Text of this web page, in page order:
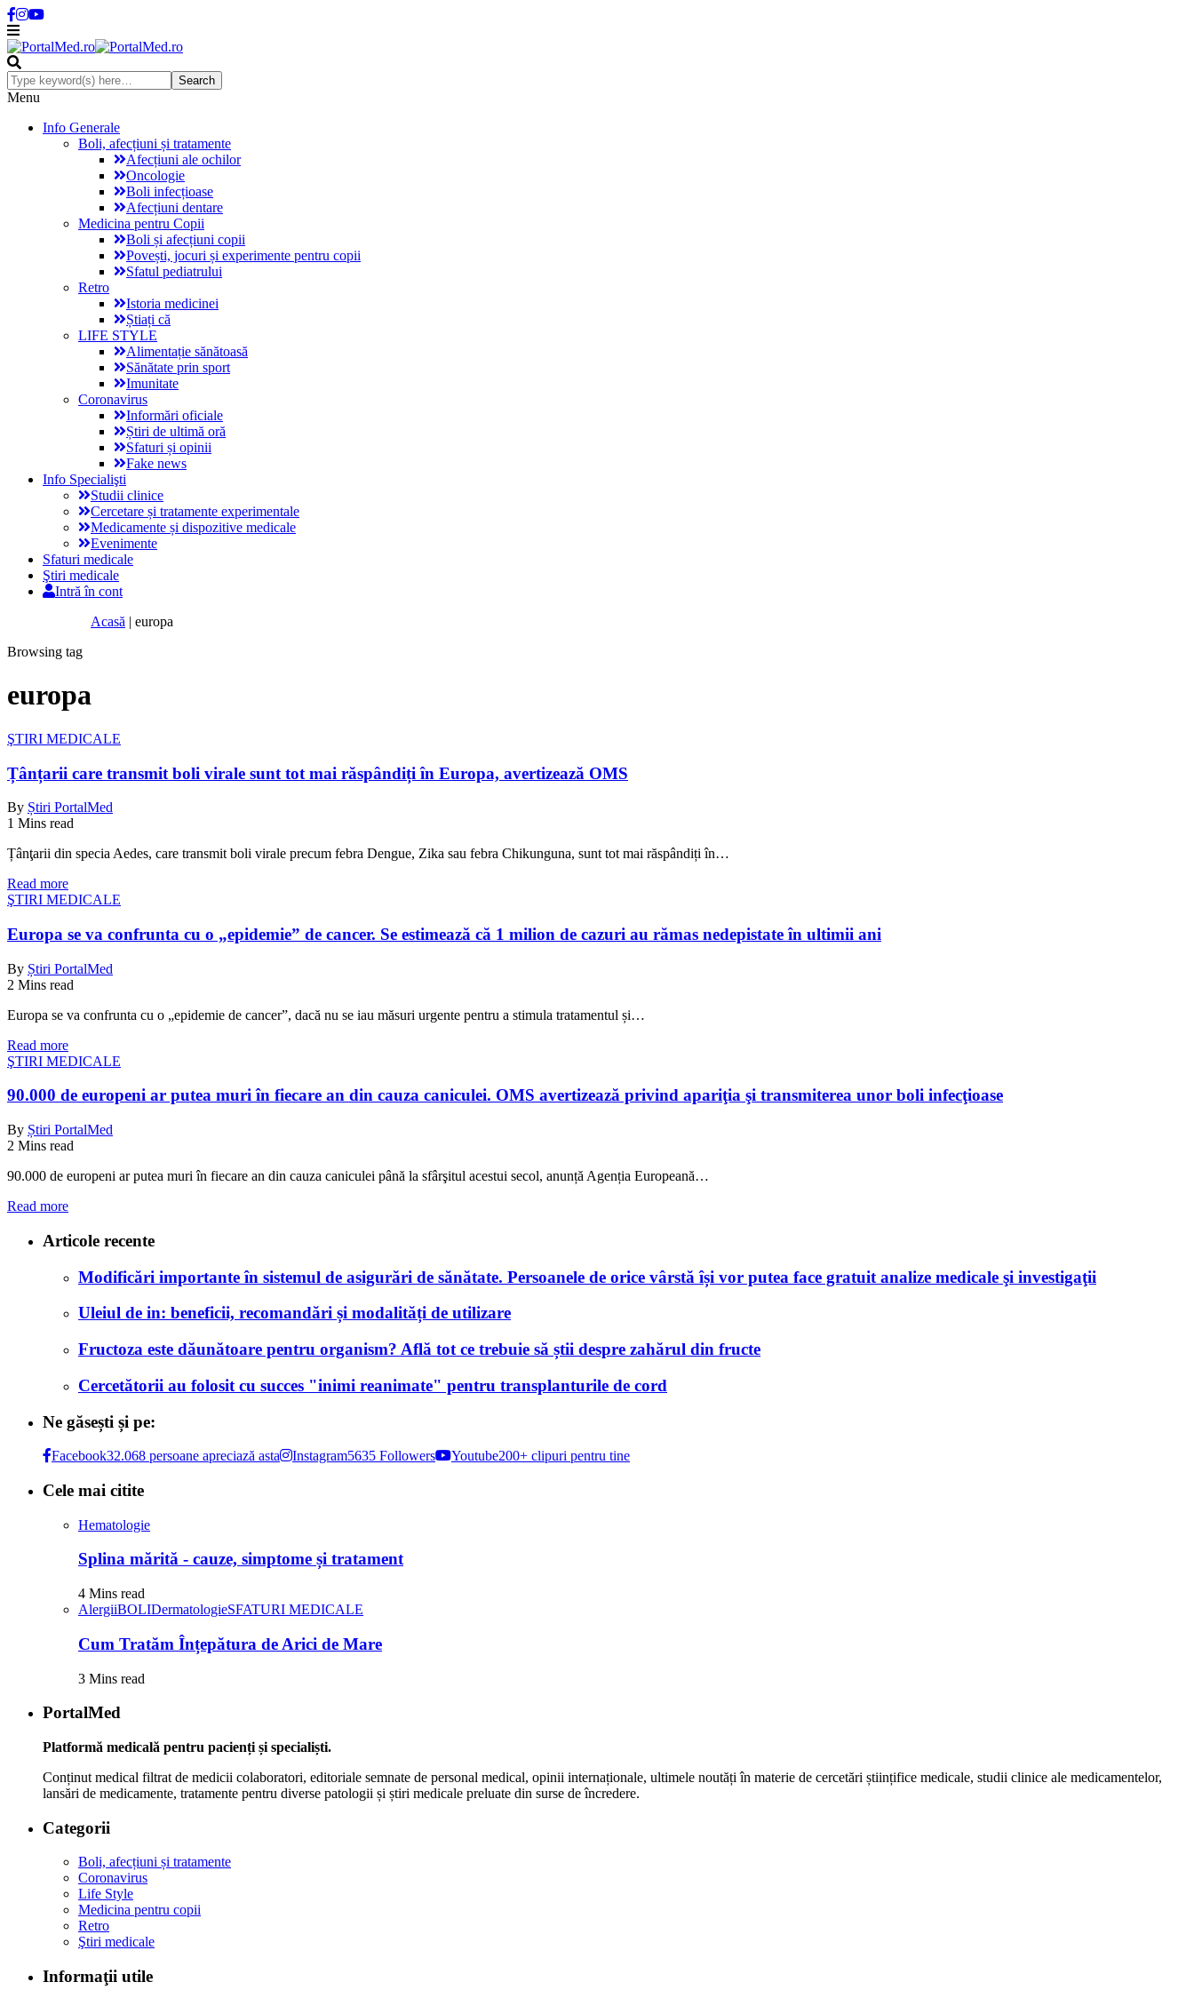
Menu
Info Generale
Boli, afecțiuni și tratamente
Afecțiuni ale ochilor
Oncologie
Boli infecțioase
Afecțiuni dentare
Medicina pentru Copii
Boli și afecțiuni copii
Povești, jocuri și experimente pentru copii
Sfatul pediatrului
Retro
Istoria medicinei
Știați că
LIFE STYLE
Alimentație sănătoasă
Sănătate prin sport
Imunitate
Coronavirus
Informări oficiale
Știri de ultimă oră
Sfaturi și opinii
Fake news
Info Specialişti
Studii clinice
Cercetare și tratamente experimentale
Medicamente și dispozitive medicale
Evenimente
Sfaturi medicale
Ştiri medicale
Intră în cont
Acasă | europa
Browsing tag
europa
ŞTIRI MEDICALE
Țânțarii care transmit boli virale sunt tot mai răspândiți în Europa, avertizează OMS
By Știri PortalMed
1 Mins read
Țânţarii din specia Aedes, care transmit boli virale precum febra Dengue, Zika sau febra Chikunguna, sunt tot mai răspândiți în…
Read more
ŞTIRI MEDICALE
Europa se va confrunta cu o „epidemie” de cancer. Se estimează că 1 milion de cazuri au rămas nedepistate în ultimii ani
By Știri PortalMed
2 Mins read
Europa se va confrunta cu o „epidemie de cancer”, dacă nu se iau măsuri urgente pentru a stimula tratamentul și…
Read more
ŞTIRI MEDICALE
90.000 de europeni ar putea muri în fiecare an din cauza caniculei. OMS avertizează privind apariţia şi transmiterea unor boli infecţioase
By Știri PortalMed
2 Mins read
90.000 de europeni ar putea muri în fiecare an din cauza caniculei până la sfârşitul acestui secol, anunță Agenția Europeană…
Read more
Articole recente
Modificări importante în sistemul de asigurări de sănătate. Persoanele de orice vârstă își vor putea face gratuit analize medicale şi investigaţii
Uleiul de in: beneficii, recomandări și modalități de utilizare
Fructoza este dăunătoare pentru organism? Află tot ce trebuie să știi despre zahărul din fructe
Cercetătorii au folosit cu succes "inimi reanimate" pentru transplanturile de cord
Ne găsești și pe:
Facebook32.068 persoane apreciază asta Instagram5635 Followers Youtube200+ clipuri pentru tine
Cele mai citite
Hematologie
Splina mărită - cauze, simptome și tratament
4 Mins read
AlergiiBOLIDermatologieSFATURI MEDICALE
Cum Tratăm Înțepătura de Arici de Mare
3 Mins read
PortalMed
Platformă medicală pentru pacienți și specialiști.
Conținut medical filtrat de medicii colaboratori, editoriale semnate de personal medical, opinii internaționale, ultimele noutăți în materie de cercetări științifice medicale, studii clinice ale medicamentelor,
lansări de medicamente, tratamente pentru diverse patologii și știri medicale preluate din surse de încredere.
Categorii
Boli, afecțiuni și tratamente
Coronavirus
Life Style
Medicina pentru copii
Retro
Ştiri medicale
Informaţii utile